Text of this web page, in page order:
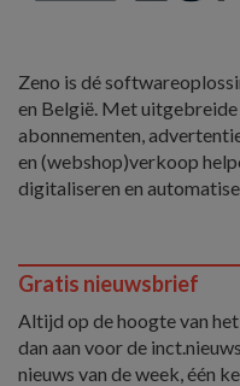
Zeno is dé
en België. Met
abonnementen,
en (webshop)verkoop
digitaliseren en
Gratis nieuwsbrief
Altijd op de hoogte van
dan aan voor de
nieuws van de week, één